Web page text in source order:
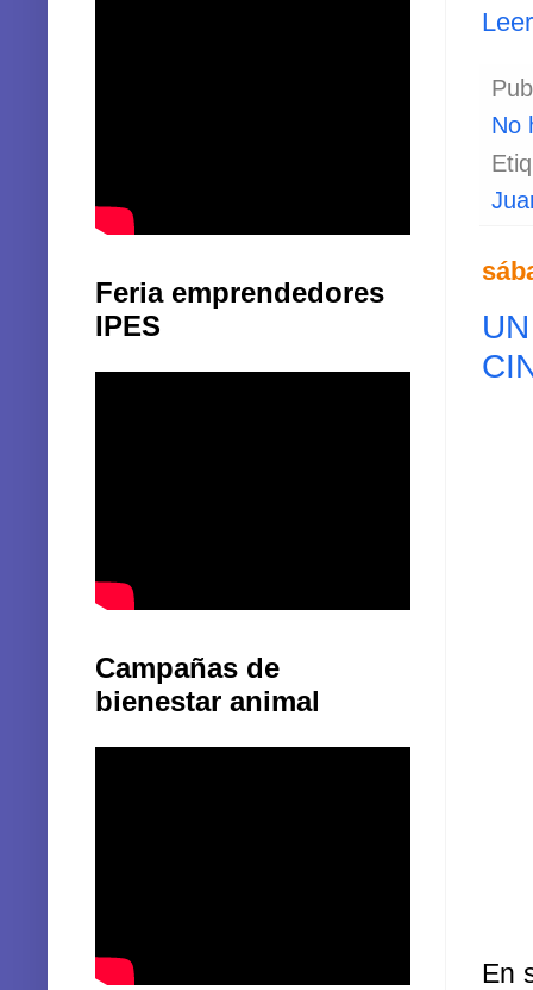
No
En
Feria emprendedores
IPES
Campañas de
bienestar animal